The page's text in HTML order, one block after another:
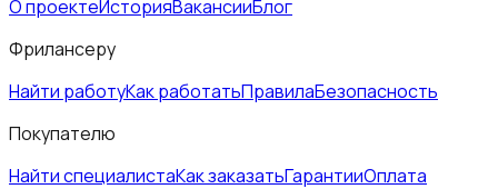
О проектеИсторияВакансииБлог
Фрилансеру
Найти работуКак работатьПравилаБезопасность
Покупателю
Найти специалистаКак заказатьГарантииОплата